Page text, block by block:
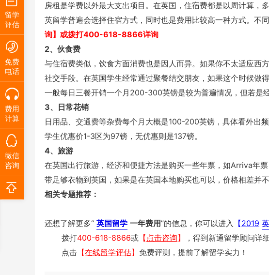
房租是学费以外最大支出项目。在英国，住宿费都是以周计算，
英留学普遍会选择住宿方式，同时也是费用比较高一种方式。不
询】或拨打400-618-8866详询
2、伙食费
与住宿费类似，饮食方面消费也是因人而异。如果你不太适应西
社交手段。在英国学生经常通过聚餐结交朋友，如果这个时候做
一般每日三餐开销一个月200-300英镑是较为普遍情况，但若是
3、日常花销
日用品、交通费等杂费每个月大概是100-200英镑，具体看外出
学生优惠价1-3区为97镑，无优惠则是137镑。
4、旅游
在英国出行旅游，经济和便捷方法是购买一些年票，如Arriva年
带足够衣物到英国，如果是在英国本地购买也可以，价格相差并不
相关专题推荐：
还想了解更多“ 英国留学 一年费用”的信息，你可以进入 【2019
拨打400-618-8866或 【 点击咨询】
，得到新通留学顾问详
点击 【在线留学评估】 免费评测，提前了解留学实力！
留学
评估
免费
电话
费用
计算
微信
咨询